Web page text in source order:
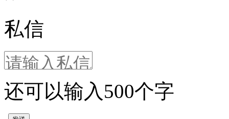
私信
还可以输入 500个字